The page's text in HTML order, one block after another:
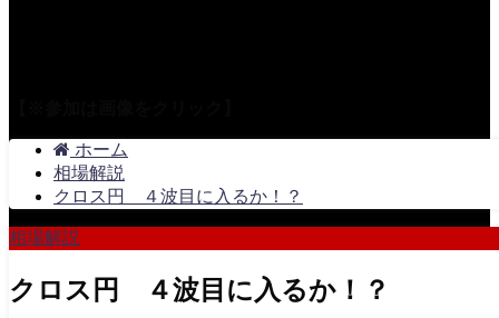
ホーム
相場解説
クロス円 ４波目に入るか！？
相場解説
クロス円 ４波目に入るか！？